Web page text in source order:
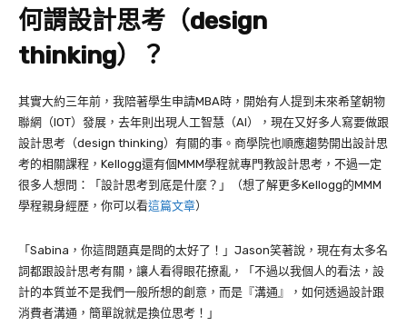
何謂設計思考（design
thinking）？
其實大約三年前，我陪著學生申請MBA時，開始有人提到未來希望朝物
聯網（IOT）發展，去年則出現人工智慧（AI），現在又好多人寫要做跟
設計思考（design thinking）有關的事。商學院也順應趨勢開出設計思
考的相關課程， Kellogg還有個MMM學程就專門教設計思考，不過一定
很多人想問：「設計思考到底是什麼？」（想了解更多Kellogg的MMM
學程親身經歷，你可以看這篇文章）
「 Sabina ，你這問題真是問的太好了！」 Jason笑著說，現在有太多名
詞都跟設計思考有關，讓人看得眼花撩亂，「不過以我個人的看法，設
計的本質並不是我們一般所想的創意，而是『溝通』，如何透過設計跟
消費者溝通，簡單說就是換位思考！」